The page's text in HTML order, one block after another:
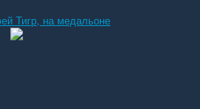
Тигр, на медальоне